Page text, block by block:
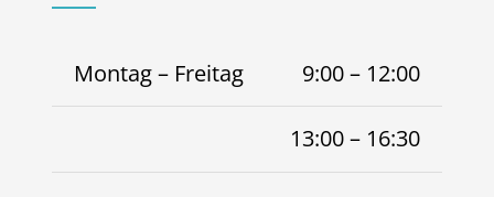
Montag – Freitag 9:00 – 12:00
13:00 – 16:30